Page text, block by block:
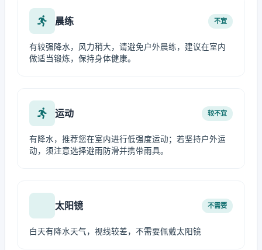
晨练 不宜
有较强降水，风力稍大，请避免户外晨练，建议在室内
做适当锻炼，保持身体健康。
运动 较不宜
有降水，推荐您在室内进行低强度运动；若坚持户外运
动，须注意选择避雨防滑并携带雨具。
太阳镜 不需要
白天有降水天气，视线较差，不需要佩戴太阳镜